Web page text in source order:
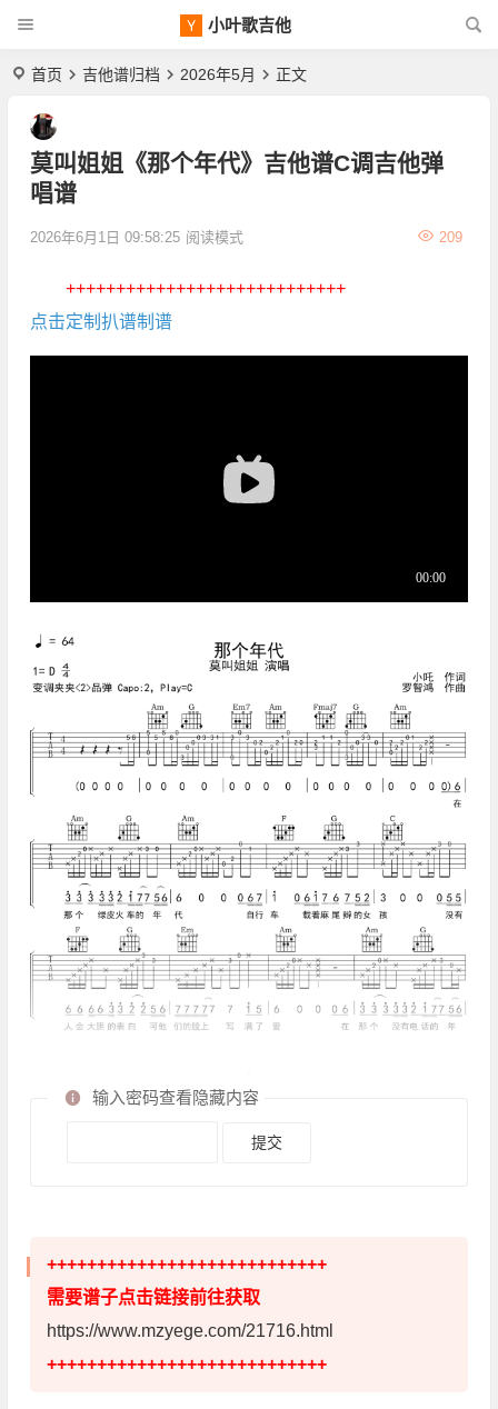
小叶歌吉他
首页 吉他谱归档 2026年5月 正文
莫叫姐姐《那个年代》吉他谱C调吉他弹
唱谱
2026年6月1日 09:58:25 209
阅读模式
++++++++++++++++++++++++++++
点击定制扒谱制谱
输入密码查看隐藏内容
++++++++++++++++++++++++++++
需要谱子点击链接前往获取
https://www.mzyege.com/21716.html
++++++++++++++++++++++++++++